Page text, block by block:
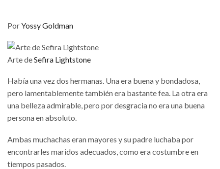
PorYossy Goldman
Arte deSefira Lightstone
Había una vez dos hermanas. Una era buena y bondadosa,
pero lamentablemente también era bastante fea. La otra era
una belleza admirable, pero por desgracia no era una buena
persona en absoluto.
Ambas muchachas eran mayores y su padre luchaba por
encontrarles maridos adecuados, como era costumbre en
tiempos pasados.